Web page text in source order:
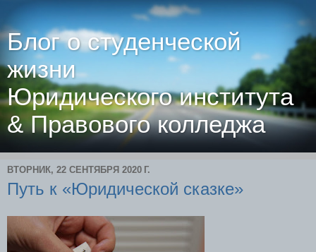
Блог о студенческой
жизни
Юридического института
& Правового колледжа
ВТОРНИК, 22 СЕНТЯБРЯ 2020 Г.
Путь к «Юридической сказке»